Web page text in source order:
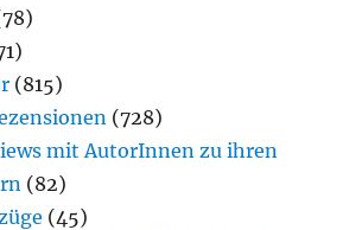
(815)
(728)
mit AutorInnen zu ihren
(82)
(45)